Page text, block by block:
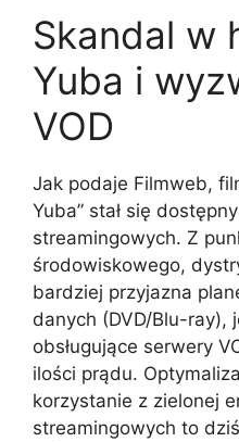
Skandal w
Yuba i
VOD
Jak podaje Filmweb,
Yuba” stał się
streamingowych. Z
środowiskowego,
bardziej przyjazna
danych (DVD/Blu-ray),
obsługujące serwery
ilości prądu.
korzystanie z zielonej
streamingowych to